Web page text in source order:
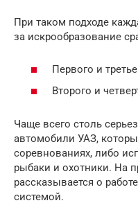
При таком подходе
за искрообразование
Первого и
Второго и
Чаще всего столь
автомобили УАЗ,
соревнованиях, либо
рыбаки и охотники. На
рассказывается о
системой.